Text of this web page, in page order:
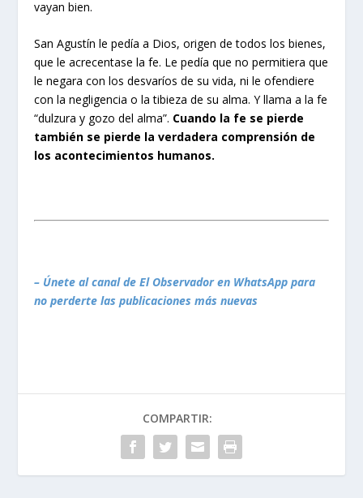
vayan bien.
San Agustín le pedía a Dios, origen de todos los bienes,
que le acrecentase la fe. Le pedía que no permitiera que
le negara con los desvaríos de su vida, ni le ofendiere
con la negligencia o la tibieza de su alma. Y llama a la fe
“dulzura y gozo del alma”. Cuando la fe se pierde
también se pierde la verdadera comprensión de
los acontecimientos humanos.
– Únete al canal de El Observador en WhatsApp para
no perderte las publicaciones más nuevas
COMPARTIR: